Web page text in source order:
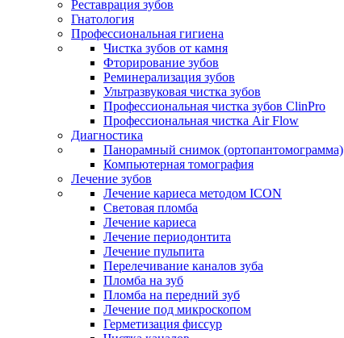
Реставрация зубов
Гнатология
Профессиональная гигиена
Чистка зубов от камня
Фторирование зубов
Реминерализация зубов
Ультразвуковая чистка зубов
Профессиональная чистка зубов ClinPro
Профессиональная чистка Air Flow
Диагностика
Панорамный снимок (ортопантомограмма)
Компьютерная томография
Лечение зубов
Лечение кариеса методом ICON
Световая пломба
Лечение кариеса
Лечение периодонтита
Лечение пульпита
Перелечивание каналов зуба
Пломба на зуб
Пломба на передний зуб
Лечение под микроскопом
Герметизация фиссур